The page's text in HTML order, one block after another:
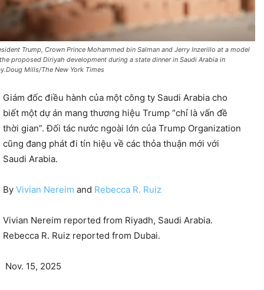
Trump, Crown Prince Mohammed bin Salman and Jerry Inzerillo at a model
proposed Diriyah development during a state dinner in Saudi Arabia in
Mills/The New York Times
Giám đốc điều hành của một công ty Saudi Arabia cho
biết một dự án mang thương hiệu Trump “chỉ là vấn đề
thời gian”. Đối tác nước ngoài lớn của Trump Organization
cũng đang phát đi tín hiệu về các thỏa thuận mới với
Saudi Arabia.
By Vivian Nereim and Rebecca R. Ruiz
Vivian Nereim reported from Riyadh, Saudi Arabia.
Rebecca R. Ruiz reported from Dubai.
Nov. 15, 2025